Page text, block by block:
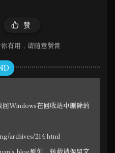
赞
有用，请随意赞赏
回Windows在回收站中删除的
archives/214.html